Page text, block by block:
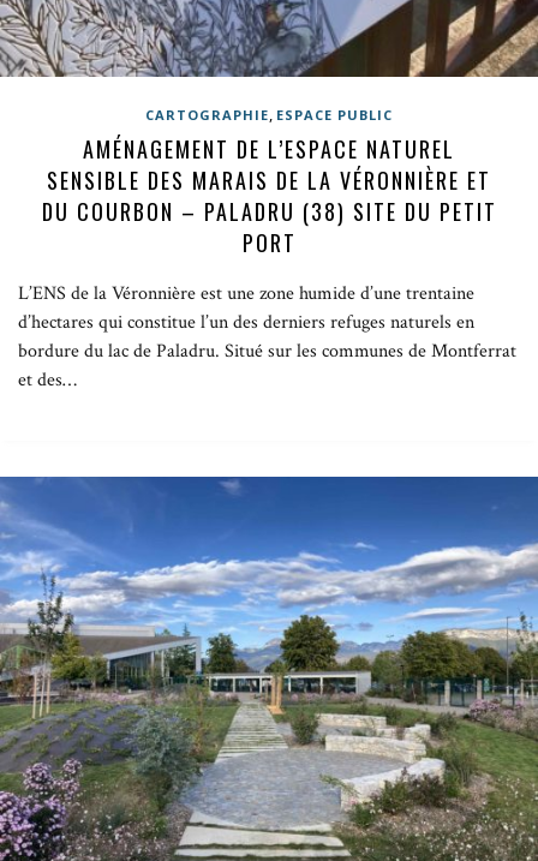
CARTOGRAPHIE, ESPACE PUBLIC
AMÉNAGEMENT DE L’ESPACE NATUREL
SENSIBLE DES MARAIS DE LA VÉRONNIÈRE ET
DU COURBON – PALADRU (38) SITE DU PETIT
PORT
L’ENS de la Véronnière est une zone humide d’une trentaine
d’hectares qui constitue l’un des derniers refuges naturels en
bordure du lac de Paladru. Situé sur les communes de Montferrat
et des…